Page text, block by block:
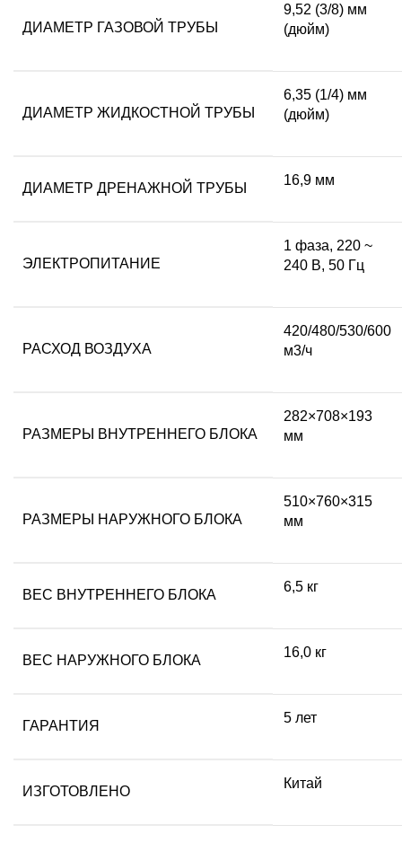
ДИАМЕТР ГАЗОВОЙ ТРУБЫ
9,52 (3/8) мм
(дюйм)
ДИАМЕТР ЖИДКОСТНОЙ ТРУБЫ
6,35 (1/4) мм
(дюйм)
ДИАМЕТР ДРЕНАЖНОЙ ТРУБЫ
16,9 мм
ЭЛЕКТРОПИТАНИЕ
1 фаза, 220 ~
240 В, 50 Гц
РАСХОД ВОЗДУХА
420/480/530/600
м3/ч
РАЗМЕРЫ ВНУТРЕННЕГО БЛОКА
282×708×193
мм
РАЗМЕРЫ НАРУЖНОГО БЛОКА
510×760×315
мм
ВЕС ВНУТРЕННЕГО БЛОКА
6,5 кг
ВЕС НАРУЖНОГО БЛОКА
16,0 кг
ГАРАНТИЯ
5 лет
ИЗГОТОВЛЕНО
Китай